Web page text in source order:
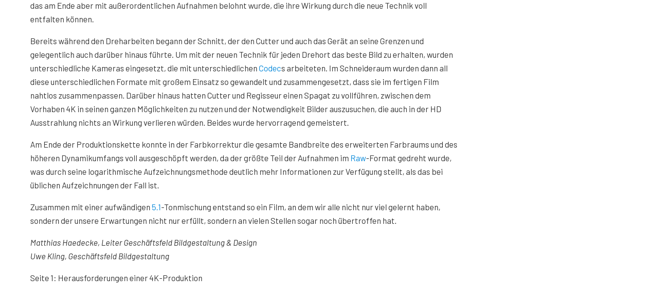
das am Ende aber mit außerordentlichen Aufnahmen belohnt wurde, die ihre Wirkung durch die neue Technik voll
entfalten können.
Bereits während den Dreharbeiten begann der Schnitt, der den Cutter und auch das Gerät an seine Grenzen und
gelegentlich auch darüber hinaus führte. Um mit der neuen Technik für jeden Drehort das beste Bild zu erhalten, wurden
unterschiedliche Kameras eingesetzt, die mit unterschiedlichen Codecs arbeiteten. Im Schneideraum wurden dann all
diese unterschiedlichen Formate mit großem Einsatz so gewandelt und zusammengesetzt, dass sie im fertigen Film
nahtlos zusammenpassen. Darüber hinaus hatten Cutter und Regisseur einen Spagat zu vollführen, zwischen dem
Vorhaben 4K in seinen ganzen Möglichkeiten zu nutzen und der Notwendigkeit Bilder auszusuchen, die auch in der HD
Ausstrahlung nichts an Wirkung verlieren würden. Beides wurde hervorragend gemeistert.
Am Ende der Produktionskette konnte in der Farbkorrektur die gesamte Bandbreite des erweiterten Farbraums und des
höheren Dynamikumfangs voll ausgeschöpft werden, da der größte Teil der Aufnahmen im Raw-Format gedreht wurde,
was durch seine logarithmische Aufzeichnungsmethode deutlich mehr Informationen zur Verfügung stellt, als das bei
üblichen Aufzeichnungen der Fall ist.
Zusammen mit einer aufwändigen 5.1-Tonmischung entstand so ein Film, an dem wir alle nicht nur viel gelernt haben,
sondern der unsere Erwartungen nicht nur erfüllt, sondern an vielen Stellen sogar noch übertroffen hat.
Matthias Haedecke, Leiter Geschäftsfeld Bildgestaltung & Design
Uwe Kling, Geschäftsfeld Bildgestaltung
Seite 1: Herausforderungen einer 4K-Produktion